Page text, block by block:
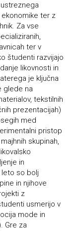
ter z
Za vse
ter v
študenti razvijajo
likovnosti in
je ključna
glede na
tekstilnih
prezentacijah)
med
pristop
skupinah,
in
so bolj
in njihove
z
usmerijo v
mode in
Gre za